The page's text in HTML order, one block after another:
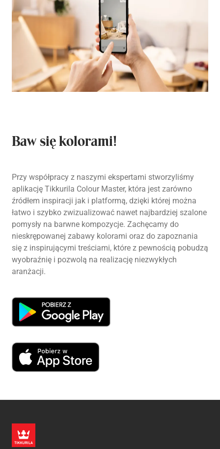
Baw się kolorami!
Przy współpracy z naszymi ekspertami stworzyliśmy
aplikację Tikkurila Colour Master, która jest zarówno
źródłem inspiracji jak i platformą, dzięki której można
łatwo i szybko zwizualizować nawet najbardziej szalone
pomysły na barwne kompozycje. Zachęcamy do
nieskrępowanej zabawy kolorami oraz do zapoznania
się z inspirującymi treściami, które z pewnością pobudzą
wyobraźnię i pozwolą na realizację niezwykłych
aranżacji.